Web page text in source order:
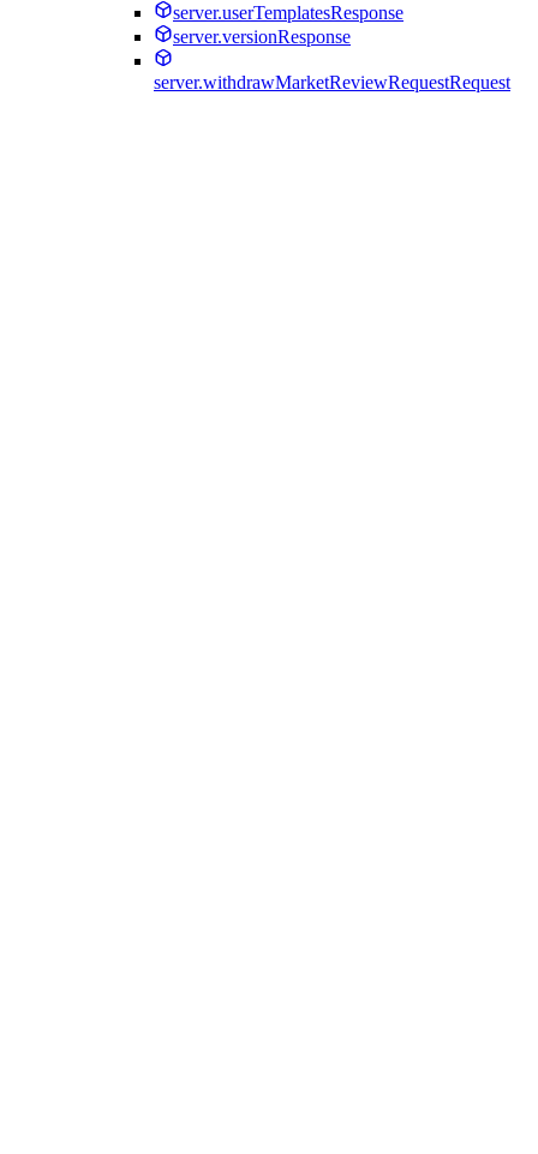
server.userTemplatesResponse
server.versionResponse
server.withdrawMarketReviewRequestRequest